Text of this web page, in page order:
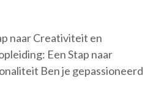
naar Creativiteit en
Een Stap naar
Ben je gepassioneerd